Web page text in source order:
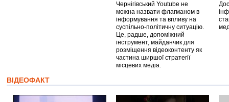
Чернігівський Youtube не
можна назвати флагманом в
інформування та впливу на
суспільно-політичну ситуацію.
Це, радше, допоміжний
інструмент, майданчик для
розміщення відеоконтенту як
частина ширшої стратегії
місцевих медіа.
ВІДЕОФАКТ